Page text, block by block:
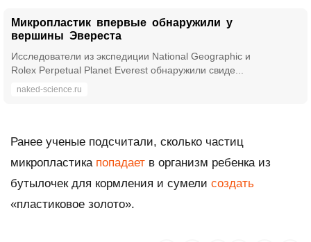
Микропластик впервые обнаружили у
вершины Эвереста
Исследователи из экспедиции National Geographic и
Rolex Perpetual Planet Everest обнаружили свиде...
naked-science.ru
Ранее ученые подсчитали, сколько частиц
микропластика попадает в организм ребенка из
бутылочек для кормления и сумели создать
«пластиковое золото».